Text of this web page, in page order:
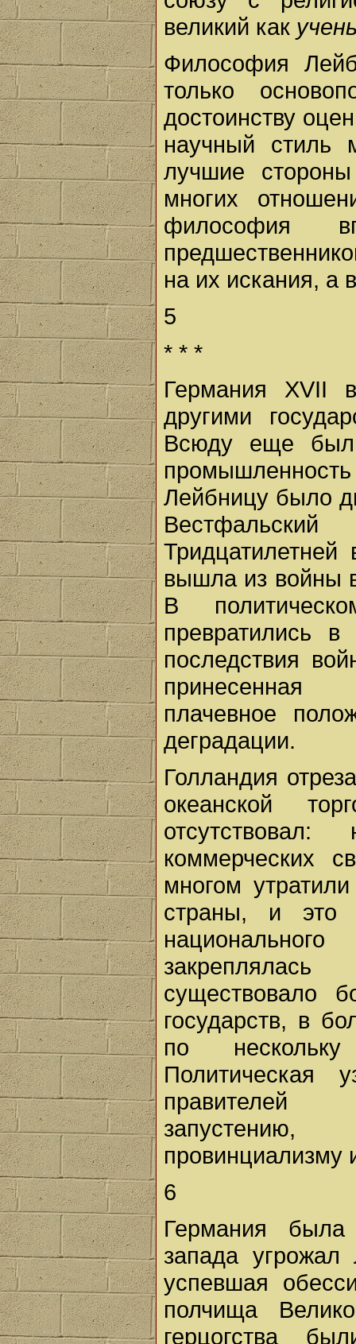
великий как
Философия
только
достоинству
научный стиль
лучшие
многих
философия
на их искания, а
5
* * *
Германия XVII
другими
Всюду еще
Лейбницу было
вышла из войны
В
превратились в
последствия
принесенная
плачевное
деградации.
Голландия
океанской
коммерческих
многом
страны, и это
закреплялась
существовало
государств, в
по
Политическая
правителей
запустению,
провинциализму
6
Германия
запада
успевшая
полчища
герцогства